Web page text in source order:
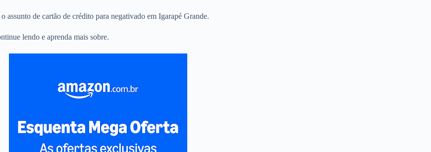
de cartão de crédito para negativado em Igarapé Grande.
lendo e aprenda mais sobre.